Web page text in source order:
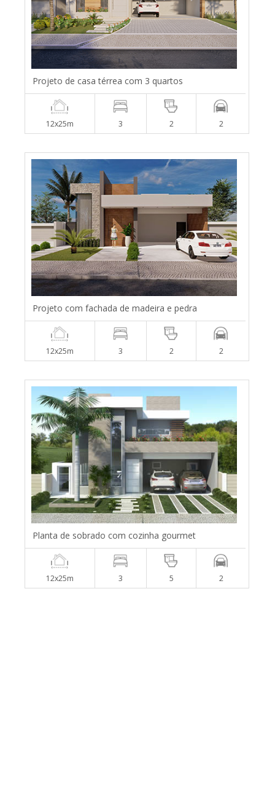
Projeto de casa térrea com 3 quartos
12x25m 3 2 2
Projeto com fachada de madeira e pedra
12x25m 3 2 2
Planta de sobrado com cozinha gourmet
12x25m 3 5 2